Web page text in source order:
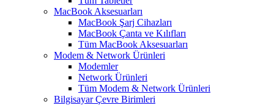
MacBook Aksesuarları
MacBook Şarj Cihazları
MacBook Çanta ve Kılıfları
Tüm MacBook Aksesuarları
Modem & Network Ürünleri
Modemler
Network Ürünleri
Tüm Modem & Network Ürünleri
Bilgisayar Çevre Birimleri